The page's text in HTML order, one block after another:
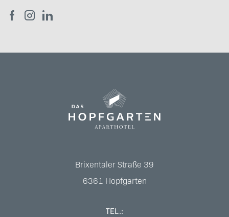
Brixentaler Straße 39
6361 Hopfgarten
TEL.: